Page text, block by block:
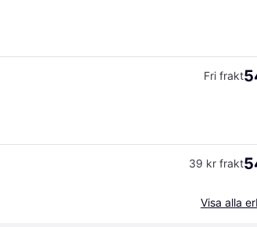
Fri frakt
39 kr frakt
Visa alla